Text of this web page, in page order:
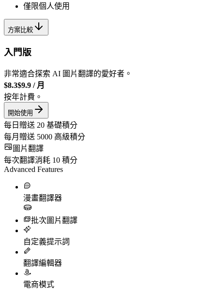
僅限個人使用
方案比較
入門版
非常適合探索 AI 圖片翻譯的愛好者。
$8.3$9.9 / 月
按年計費。
開始使用
每日贈送 20 基礎積分
每月贈送 5000 高級積分
圖片翻譯
每次翻譯消耗 10 積分
Advanced Features
漫畫翻譯器
批次圖片翻譯
自定義提示詞
翻譯編輯器
電商模式